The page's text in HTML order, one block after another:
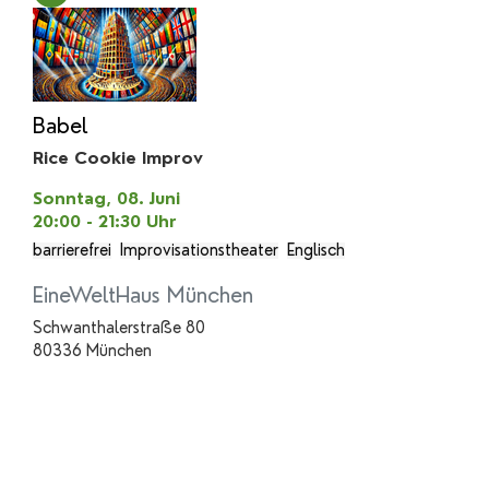
Babel
Rice Cookie Improv
Sonntag, 08. Juni
20:00 - 21:30 Uhr
barrierefrei
Improvisationstheater Englisch
EineWeltHaus München
Schwanthalerstraße 80
80336 München